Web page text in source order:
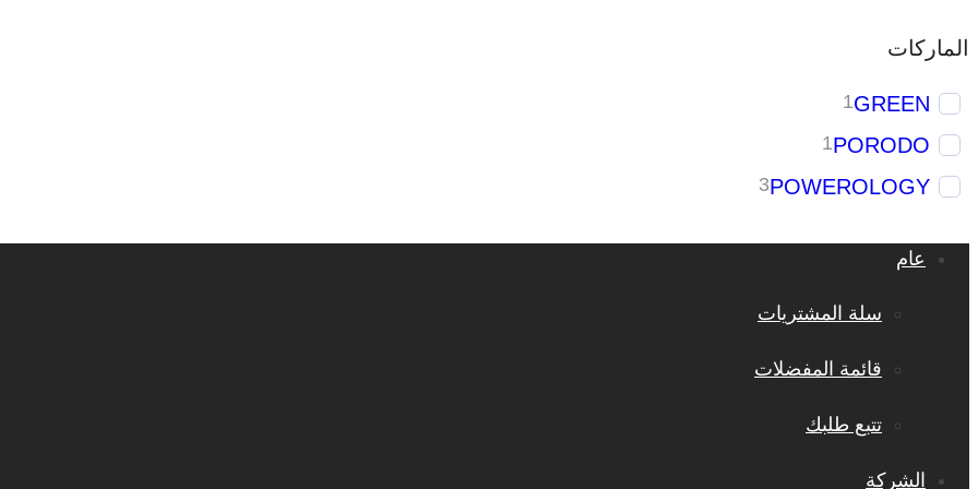
الماركات
GREEN
1
PORODO
1
POWEROLOGY
3
عام
سلة المشتريات
قائمة المفضلات
تتبع طلبك
الشركة